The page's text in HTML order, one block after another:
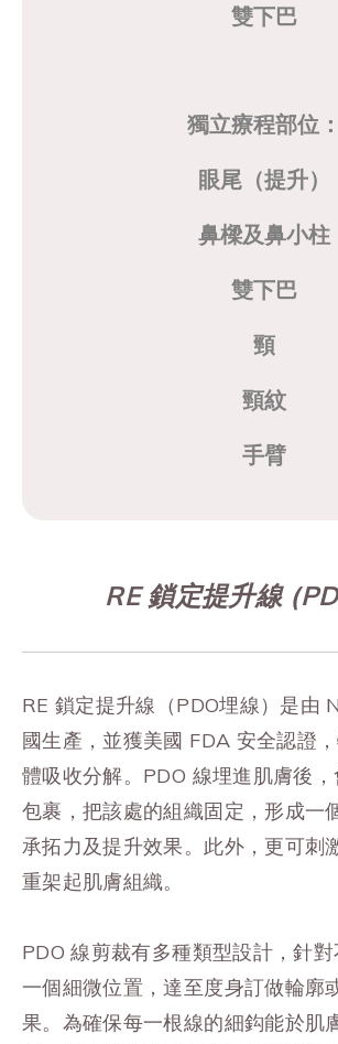
雙下巴
獨立療程部位：
眼尾（提升）
鼻樑及鼻小柱
雙下巴
頸
頸紋
手臂
RE 鎖定提升線
RE 鎖定提升線（PDO埋線）是由
國生產，並獲美國 FDA 安全認證
體吸收分解。PDO 線埋進肌膚後
包裹，把該處的組織固定，形成一
承拓力及提升效果。此外，更可刺
重架起肌膚組織。
PDO 線剪裁有多種類型設計，針
一個細微位置，達至度身訂做輪廓
果。為確保每一根線的細鈎能於肌